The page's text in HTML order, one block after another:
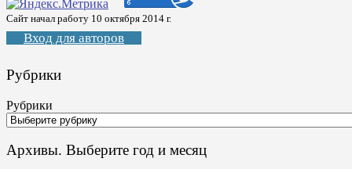
Сайт начал работу 10 октября 2014 г.
Вход для авторов
Рубрики
Рубрики
Архивы. Выберите год и месяц